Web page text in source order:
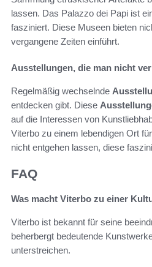
lassen. Das Palazzo dei Papi ist
fasziniert. Diese Museen bieten
vergangene Zeiten einführt.
Ausstellungen, die man nicht
Regelmäßig wechselnde
entdecken gibt. Diese
auf die Interessen von
Viterbo zu einem lebendigen Ort
nicht entgehen lassen, diese
FAQ
Was macht Viterbo zu einer
Viterbo ist bekannt für seine
beherbergt bedeutende
unterstreichen.